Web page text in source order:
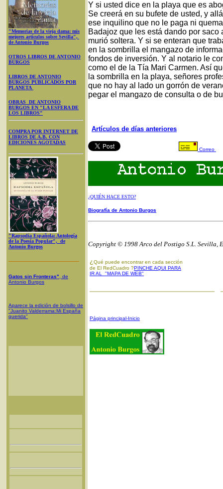
"Memorias de la vieja dama: mis
mejores artículos sobre Sevilla",
de Antonio Burgos
OTROS LIBROS DE ANTONIO
BURGOS
LIBROS DE ANTONIO
BURGOS PUBLICADOS POR
PLANETA
OBRAS DE ANTONIO
BURGOS EN "LA ESFERA DE
LOS LIBROS"
COMPRA POR INTERNET DE
LIBROS DE A.B. CON
EDICIONES AGOTADAS
"Rapsodia Española: Antología
de la Poesía Popular", de
Antonio Burgos
Gatos sin Fronteras" , de
Antonio Burgos
Aparece la edición de bolsillo de
"Juanito Valderrama:Mi España
querida"
Y si usted dice en la playa que es
Se creerá en su bufete de usted, y
ese inquilino que no le paga ni
Badajoz que les está dando por
murió soltera. Y si se enteran que
en la sombrilla el mangazo de
fondos de inversión. Y al notario le
como el de la Tía Mari Carmen. Así
la sombrilla en la playa, señores
que no hay al lado un gorrón de
pegar el mangazo de consulta o de
Artículos de días anteriores
Correo
¿QUIÉN HACE ESTO?
Biografía de Antonio Burgos
Copyright © 1998 Arco del Postigo S.L. Sevilla,
¿ Qué puede encontrar en cada sección
de El RedCuadro ?PINCHE AQUI PARA
IR AL "MAPA DE WEB"
Página principal-Inicio